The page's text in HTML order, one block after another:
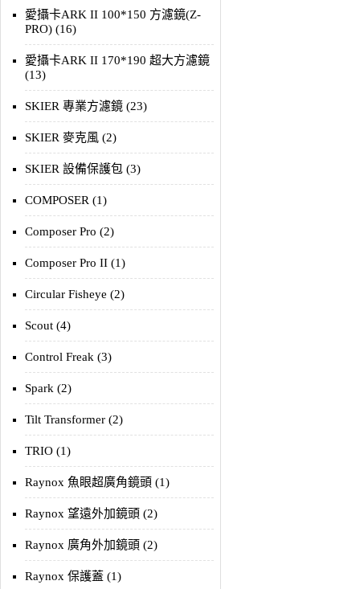
愛攝卡ARK II 100*150 方濾鏡(Z-
PRO) (16)
愛攝卡ARK II 170*190 超大方濾鏡
(13)
SKIER 專業方濾鏡 (23)
SKIER 麥克風 (2)
SKIER 設備保護包 (3)
COMPOSER (1)
Composer Pro (2)
Composer Pro II (1)
Circular Fisheye (2)
Scout (4)
Control Freak (3)
Spark (2)
Tilt Transformer (2)
TRIO (1)
Raynox 魚眼超廣角鏡頭 (1)
Raynox 望遠外加鏡頭 (2)
Raynox 廣角外加鏡頭 (2)
Raynox 保護蓋 (1)